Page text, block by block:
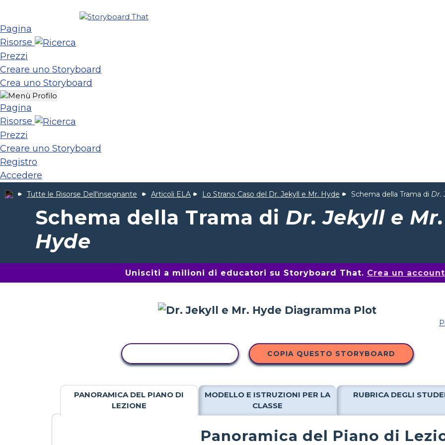
Pagina
Risorse
Prezzi
Creare uno Storyboard
Crea uno Storyboard
Pagina
Risorse
Prezzi
Creare uno Storyboard
Registro
Accedere
Tutte le Risorse Dell'insegnante Articoli ELA Lo Strano Caso del Dr. Jekyll e Mr. Hyde Schema della Trama di Dr.
Schema della Trama di Dr. Jekyll e Mr.
Hyde
Unisciti a milioni di educatori su Storyboard That. Crea un
COPIA QUESTO STORYBOARD
PANORAMICA DEL PIANO DI
LEZIONE
MODELLO E ISTRUZIONI PER LA
CLASSE
RUBRICA DEGLI
Panoramica del Piano di